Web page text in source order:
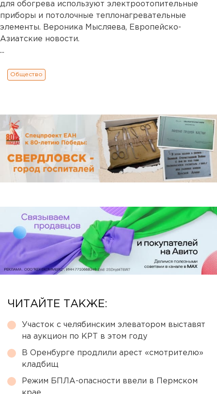
для обогрева используют электроотопительные
приборы и потолочные теплонагревательные
элементы. Вероника Мысляева, Европейско-
Азиатские новости.
...
Общество
ЧИТАЙТЕ ТАКЖЕ:
Участок с челябинским элеватором выставят
на аукцион по КРТ в этом году
В Оренбурге продлили арест «смотрителю»
кладбищ
Режим БПЛА-опасности ввели в Пермском